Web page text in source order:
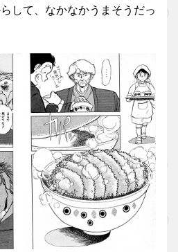
して、なかなかうまそうだっ